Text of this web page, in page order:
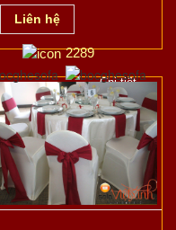
Liên hệ
2289
Chi tiết